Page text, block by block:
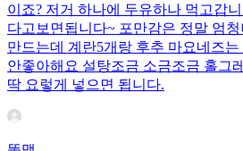
이죠? 저거 하나에 두유하나 먹고갑
다고보면됩니다~ 포만감은 정말 엄
만드는데 계란5개랑 후추 마요네즈
안좋아해요 설탕조금 소금조금 홀그
딱 요렇게 넣으면 됩니다.